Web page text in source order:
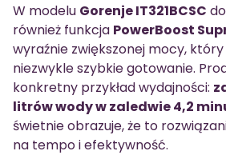
W modelu Gorenje IT321BCSC
również funkcja PowerBoost
wyraźnie zwiększonej mocy,
niezwykle szybkie gotowanie.
konkretny przykład wydajności:
litrów wody w zaledwie 4,2
świetnie obrazuje, że to
na tempo i efektywność.